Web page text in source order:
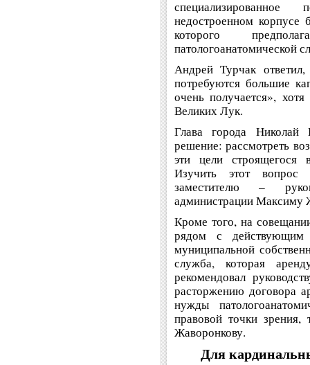
недостроенном корпусе
которого
патологоанатомической
Андрей Турчак
потребуются большие
очень получается»,
Великих Лук.
Глава города Николай
решение: рассмотреть
эти цели строящегося
Изучить этот вопрос
заместителю –
администрации Максиму
Кроме того, на
рядом с действующим
муниципальной
служба, которая
рекомендовал
расторжению договора
нужды
правовой точки
Жаворонкову.
Для